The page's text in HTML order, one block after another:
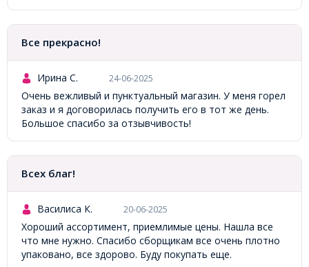
Все прекрасно!
Ирина С. 24-06-2025
Очень вежливый и пунктуальный магазин. У меня горел
заказ и я договорилась получить его в тот же день.
Большое спасибо за отзывчивость!
Всех благ!
Василиса К. 20-06-2025
Хороший ассортимент, приемлимые цены. Нашла все
что мне нужно. Спасибо сборщикам все очень плотно
упаковано, все здорово. Буду покупать еще.